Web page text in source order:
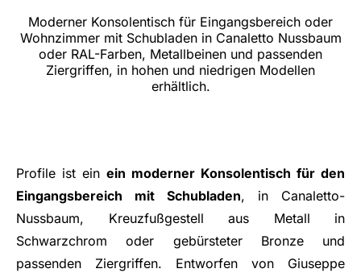
Moderner Konsolentisch für Eingangsbereich oder
Wohnzimmer mit Schubladen in Canaletto Nussbaum
oder RAL-Farben, Metallbeinen und passenden
Ziergriffen, in hohen und niedrigen Modellen
erhältlich.
Profile ist ein ein moderner Konsolentisch für den
Eingangsbereich mit Schubladen, in Canaletto-
Nussbaum, Kreuzfußgestell aus Metall in
Schwarzchrom oder gebürsteter Bronze und
passenden Ziergriffen. Entworfen von Giuseppe